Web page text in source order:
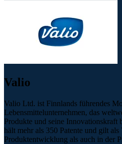
Valio
Valio Ltd. ist Finnlands führendes
Lebensmittelunternehmen, das
Produkte und seine Innovationskraft
hält mehr als 350 Patente und gilt
Produktentwicklung als auch in der